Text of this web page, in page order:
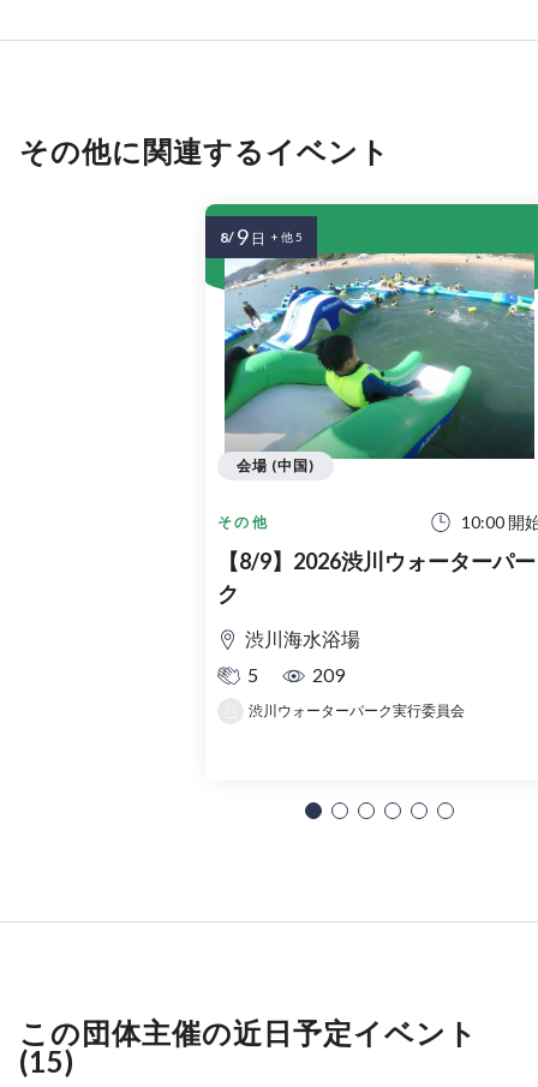
その他に関連するイベント
その他 10:00 開
【8/9】2026渋川ウォーターパー
ク
渋川海水浴場
5
209
渋川ウォーターパーク実行委員会
会場 (中国)
8/ 9 日 + 他 5
この団体主催の近日予定イベント
(15)